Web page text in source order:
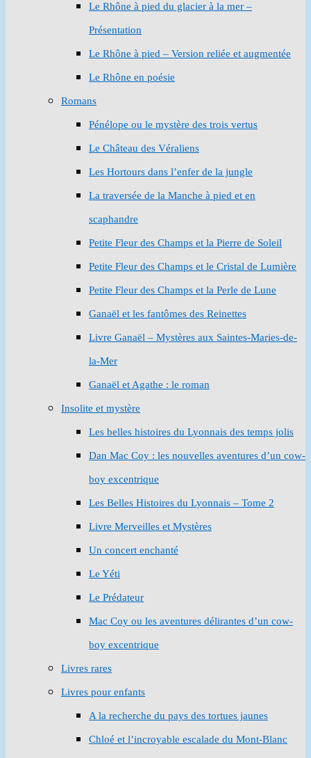
Le Rhône à pied du glacier à la mer –
Présentation
Le Rhône à pied – Version reliée et augmentée
Le Rhône en poésie
Romans
Pénélope ou le mystère des trois vertus
Le Château des Véraliens
Les Hortours dans l’enfer de la jungle
La traversée de la Manche à pied et en
scaphandre
Petite Fleur des Champs et la Pierre de Soleil
Petite Fleur des Champs et le Cristal de Lumière
Petite Fleur des Champs et la Perle de Lune
Ganaël et les fantômes des Reinettes
Livre Ganaël – Mystères aux Saintes-Maries-de-
la-Mer
Ganaël et Agathe : le roman
Insolite et mystère
Les belles histoires du Lyonnais des temps jolis
Dan Mac Coy : les nouvelles aventures d’un cow-
boy excentrique
Les Belles Histoires du Lyonnais – Tome 2
Livre Merveilles et Mystères
Un concert enchanté
Le Yéti
Le Prédateur
Mac Coy ou les aventures délirantes d’un cow-
boy excentrique
Livres rares
Livres pour enfants
A la recherche du pays des tortues jaunes
Chloé et l’incroyable escalade du Mont-Blanc